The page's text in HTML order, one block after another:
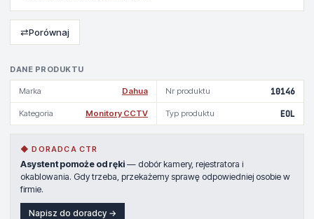
DANE PRODUKTU
Marka Dahua Nr produktu 10146
Kategoria Monitory CCTV Typ produktu EOL
◆ DORADCA CTR
Asystent pomoże od ręki — dobór kamery, rejestratora i
okablowania. Gdy trzeba, przekażemy sprawę odpowiedniej osobie w
firmie.
Napisz do doradcy →
⇄Porównaj